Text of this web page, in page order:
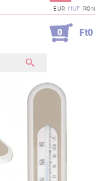
EUR HUF RON
0 Ft0